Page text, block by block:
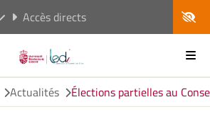
Accès directs
Actualités Élections partielles au